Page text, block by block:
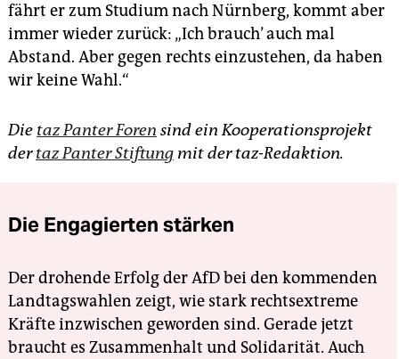
fährt er zum Studium nach Nürnberg, kommt aber
immer wieder zurück: „Ich brauch’ auch mal
Abstand. Aber gegen rechts einzustehen, da haben
wir keine Wahl.“
Die taz Panter Foren sind ein Kooperationsprojekt
dertaz Panter Stiftung mit der taz-Redaktion.
Die Engagierten stärken
Der drohende Erfolg der AfD bei den kommenden
Landtagswahlen zeigt, wie stark rechtsextreme
Kräfte inzwischen geworden sind. Gerade jetzt
braucht es Zusammenhalt und Solidarität. Auch